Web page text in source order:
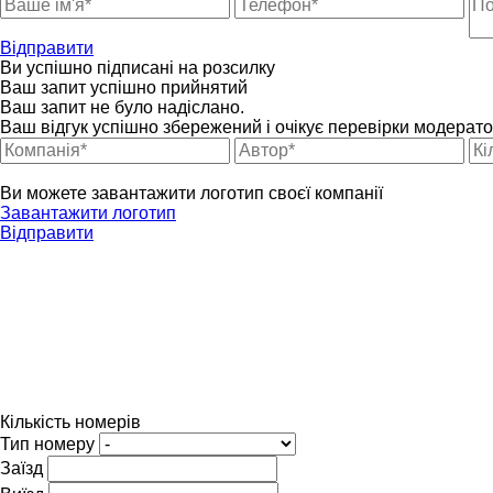
Відправити
Ви успішно підписані на розсилку
Ваш запит успішно прийнятий
Ваш запит не було надіслано.
Ваш відгук успішно збережений і очікує перевірки
Ви можете завантажити логотип своєї компанії
Завантажити логотип
Відправити
Кількість номерів
Тип номеру
Заїзд